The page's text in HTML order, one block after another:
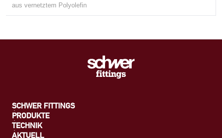
aus vernetztem Polyolefin
SCHWER FITTINGS
PRODUKTE
TECHNIK
AKTUELL